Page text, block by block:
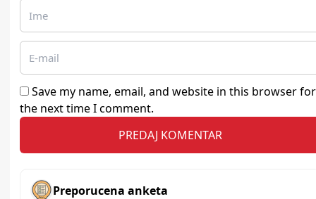
Save my name, email, and website in this browser for
the next time I comment.
Preporucena anketa